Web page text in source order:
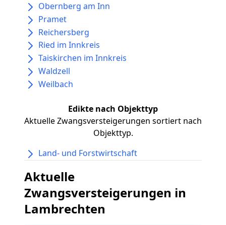
Obernberg am Inn
Pramet
Reichersberg
Ried im Innkreis
Taiskirchen im Innkreis
Waldzell
Weilbach
Edikte nach Objekttyp
Aktuelle Zwangsversteigerungen sortiert nach
Objekttyp.
Land- und Forstwirtschaft
Aktuelle
Zwangsversteigerungen in
Lambrechten